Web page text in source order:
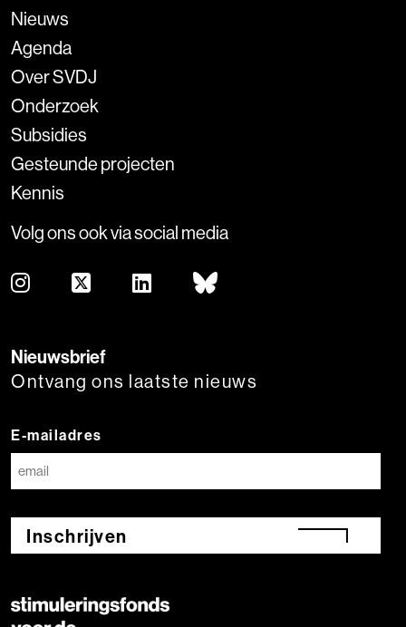
Nieuws
Agenda
Over SVDJ
Onderzoek
Subsidies
Gesteunde projecten
Kennis
Volg ons ook via social media
Nieuwsbrief
Ontvang ons laatste nieuws
E-mailadres
Inschrijven